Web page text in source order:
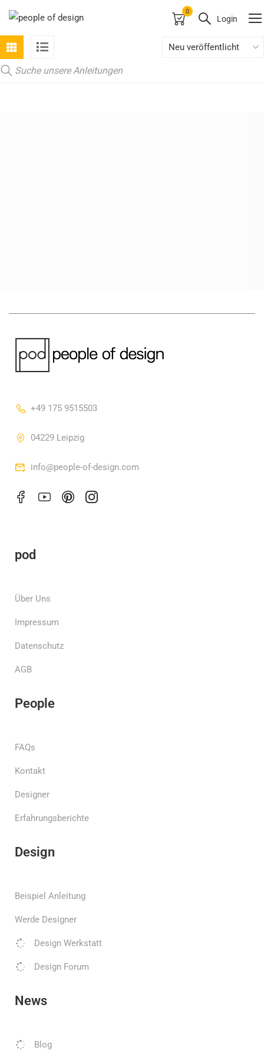
0
Login
+49 175 9515503
04229 Leipzig
info@people-of-design.com
pod
Über Uns
Impressum
Datenschutz
AGB
People
FAQs
Kontakt
Designer
Erfahrungsberichte
Design
Beispiel Anleitung
Werde Designer
Design Werkstatt
Design Forum
News
Blog